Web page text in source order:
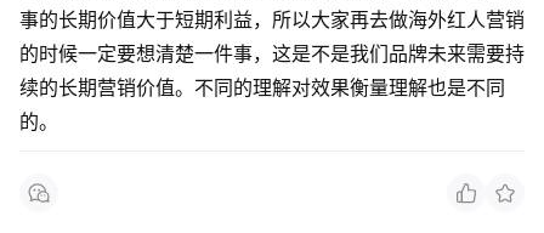
事的长期价值大于短期利益，所以大家再去做海外红人营销
的时候一定要想清楚一件事，这是不是我们品牌未来需要持
续的长期营销价值。不同的理解对效果衡量理解也是不同
的。